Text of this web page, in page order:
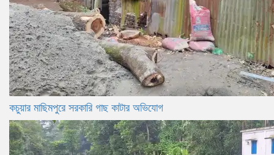
কচুয়ার মাছিমপুরে সরকারি গাছ কাটার অভিযোগ